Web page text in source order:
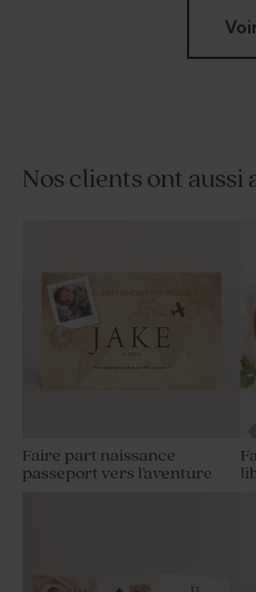
Nos clients ont aussi
Faire part naissance
passeport vers l'aventure